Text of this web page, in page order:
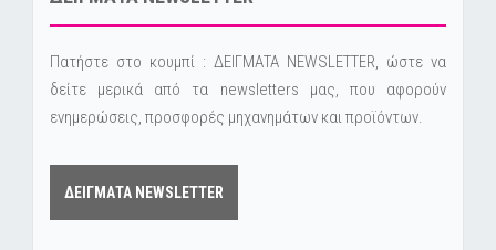
Πατήστε στο κουμπί : ΔΕΙΓΜΑΤΑ NEWSLETTER, ώστε να
δείτε μερικά από τα newsletters μας, που αφορούν
ενημερώσεις, προσφορές μηχανημάτων και προϊόντων.
ΔΕΙΓΜΑΤΑ NEWSLETTER